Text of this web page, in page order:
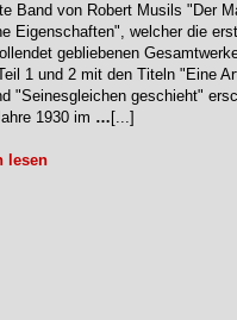
Band von Robert Musils "Der
Eigenschaften", welcher die
gebliebenen
1 und 2 mit den Titeln "Eine
"Seinesgleichen geschieht"
1930 im … [...]
lesen